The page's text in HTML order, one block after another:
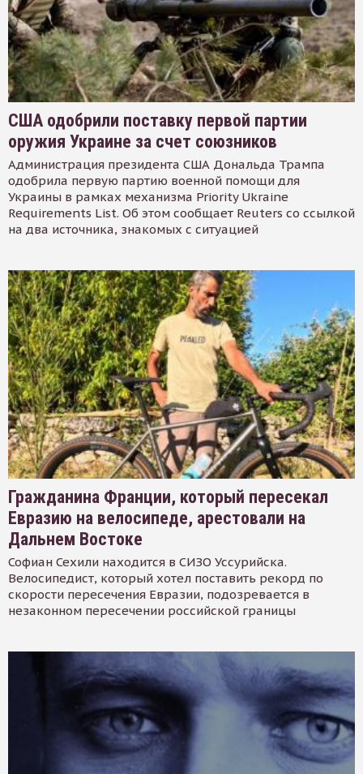
США одобрили поставку первой партии
оружия Украине за счет союзников
Администрация президента США Дональда Трампа
одобрила первую партию военной помощи для
Украины в рамках механизма Priority Ukraine
Requirements List. Об этом сообщает Reuters со ссылкой
на два источника, знакомых с ситуацией
Гражданина Франции, который пересекал
Евразию на велосипеде, арестовали на
Дальнем Востоке
Софиан Сехили находится в СИЗО Уссурийска.
Велосипедист, который хотел поставить рекорд по
скорости пересечения Евразии, подозревается в
незаконном пересечении российской границы